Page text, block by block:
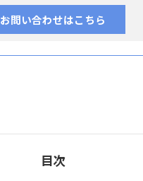
お問い合わせはこちら
目次